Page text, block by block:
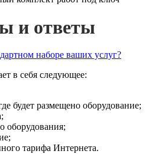
и ответы
наборе ваших услуг?
в себя следующее:
будет размещено оборудование;
оборудования;
тарифа Интернета.